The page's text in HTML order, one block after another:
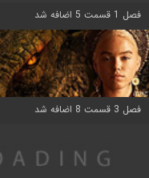
فصل 1 قسمت 5 اضافه شد
فصل 3 قسمت 8 اضافه شد